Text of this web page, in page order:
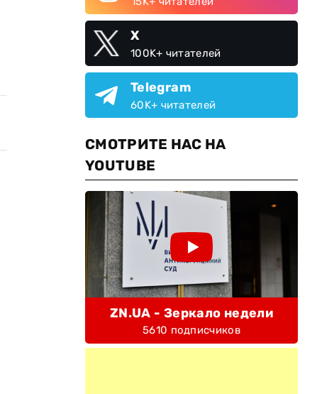
X
100K+ читателей
Telegram
60K+ читателей
СМОТРИТЕ НАС НА
YOUTUBE
ZN.UA - Зеркало недели
5610 подписчиков